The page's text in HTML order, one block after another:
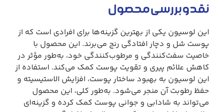
نقد و بررسی محصول
این لوسیون یکی از بهترین گزینه‌ها برای افرادی است که از
پوست شل و دچار افتادگی رنج می‌برند. این محصول با
خاصیت سفت‌کنندگی و مرطوب‌کنندگی خود، به‌طور مؤثر در
کاهش علائم پیری و تقویت پوست کمک می‌کند. استفاده از
این لوسیون به بهبود ساختار پوست، افزایش الاستیسیته و
حفظ رطوبت آن منجر می‌شود. به‌طور کلی، این محصول
می‌تواند به شادابی و جوانی پوست کمک کرده و گزینه‌ای